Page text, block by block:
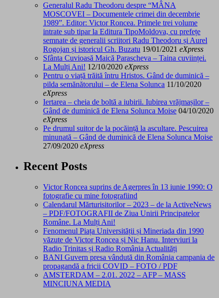
Generalul Radu Theodoru despre “MÂNA
MOSCOVEI – Documentele crimei din decembrie
1989”. Editor: Victor Roncea. Primele trei volume
intrate sub tipar la Editura TipoMoldova, cu prefețe
semnate de generalii scriitori Radu Theodoru și Aurel
Rogojan și istoricul Gh. Buzatu 19/01/2021 eXpress
Sfânta Cuvioasă Maică Parascheva – Taina cuviinței.
La Mulți Ani! 12/10/2020 eXpress
Pentru o viață trăită întru Hristos. Gând de duminică –
pilda semănătorului – de Elena Solunca 11/10/2020
eXpress
Iertarea – cheia de boltă a iubirii. Iubirea vrăjmașilor –
Gând de duminică de Elena Solunca Moise 04/10/2020
eXpress
Pe drumul suitor de la pocăință la ascultare. Pescuirea
minunată – Gând de duminică de Elena Solunca Moise
27/09/2020 eXpress
Recent Posts
Victor Roncea suprins de Agerpres în 13 iunie 1990: O
fotografie cu mine fotografiind
Calendarul Mărturisitorilor – 2023 – de la ActiveNews
– PDF/FOTOGRAFII de Ziua Unirii Principatelor
Române. La Mulți Ani!
Fenomenul Piața Universității și Mineriada din 1990
văzute de Victor Roncea și Nic Hanu. Interviuri la
Radio Trinitas și Radio România Actualități
BANI Guvern presa vândută din România campania de
propagandă a fricii COVID – FOTO / PDF
AMSTERDAM – 2.01. 2022 – AFP – MASS
MINCIUNA MEDIA